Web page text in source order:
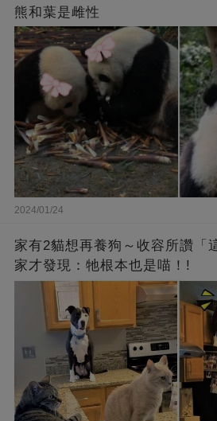
熊和葉是雌性
2024/01/24
家有2貓想再養狗～收容所讚
家才發現：牠根本也是喵！!